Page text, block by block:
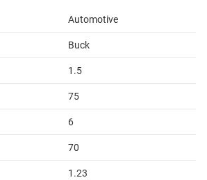
Automotive
Buck
1.5
75
6
70
1.23